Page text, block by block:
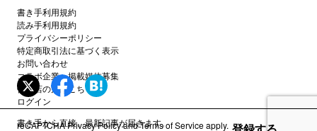
2026.08.03
サポートメンバー限定
秋広優人がトップタイ8号も、斉藤和巳2軍監督
が「もっと悩んでいいよ、と...
2026.08.02
サポートメンバー限定
書き手から直接、最新記事が届きます。
書き手利用規約
読み手利用規約
プライバシーポリシー
特定商取引法に基づく表示
お問い合わせ
コラボ企業・掲載媒体募集
代理店の方はこちら
ログイン
reCAPTCHAPrivacy PolicyandTerms of Serviceapply.